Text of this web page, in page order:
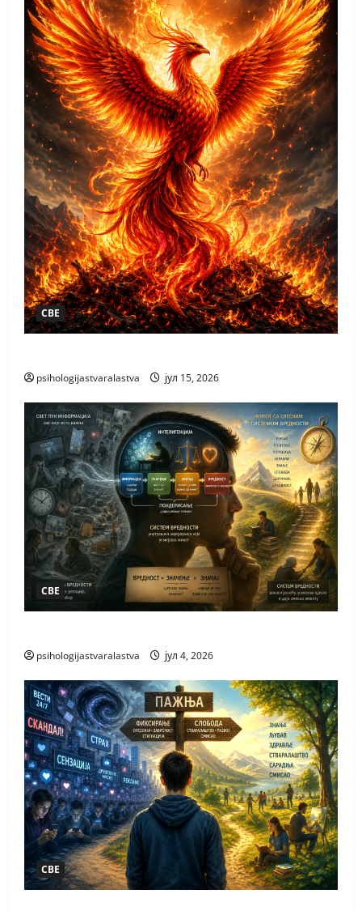
СВЕ
psihologijastvaralastva јул 15, 2026
СВЕ
psihologijastvaralastva јул 4, 2026
СВЕ